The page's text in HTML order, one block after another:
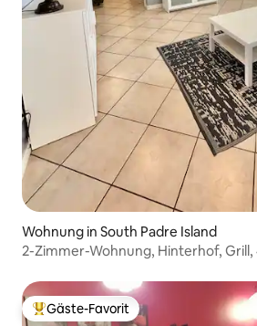
Wohnung in South Padre Island
2-Zimmer-Wohnung, Hinterhof,
Beliebter Gäste-Favorit.
Gäste-Favorit